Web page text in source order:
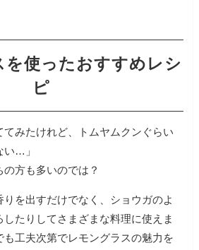
を使ったおすすめレシ
ピ
てみたけれど、トムヤムクンぐらい
い…」
方も多いのでは？
を出すだけでなく、ショウガのよ
たりしてさまざまな料理に使えま
も工夫次第でレモングラスの魅力を